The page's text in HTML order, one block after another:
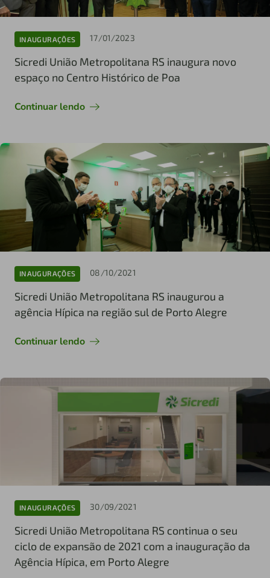
INAUGURAÇÕES 17/01/2023
Sicredi União Metropolitana RS inaugura novo
espaço no Centro Histórico de Poa
Continuar lendo
INAUGURAÇÕES 08/10/2021
Sicredi União Metropolitana RS inaugurou a
agência Hípica na região sul de Porto Alegre
Continuar lendo
INAUGURAÇÕES 30/09/2021
Sicredi União Metropolitana RS continua o seu
ciclo de expansão de 2021 com a inauguração da
Agência Hípica, em Porto Alegre